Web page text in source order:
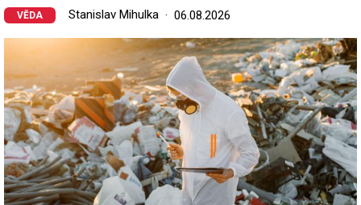
VĚDA Stanislav Mihulka 06.08.2026
Image